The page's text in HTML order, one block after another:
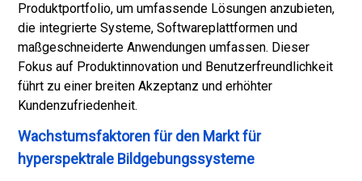
Produktportfolio, um umfassende Lösungen anzubieten,
die integrierte Systeme, Softwareplattformen und
maßgeschneiderte Anwendungen umfassen. Dieser
Fokus auf Produktinnovation und Benutzerfreundlichkeit
führt zu einer breiten Akzeptanz und erhöhter
Kundenzufriedenheit.
Wachstumsfaktoren für den Markt für
hyperspektrale Bildgebungssysteme